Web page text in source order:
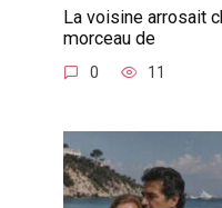
La voisine arrosait
morceau de
0 11